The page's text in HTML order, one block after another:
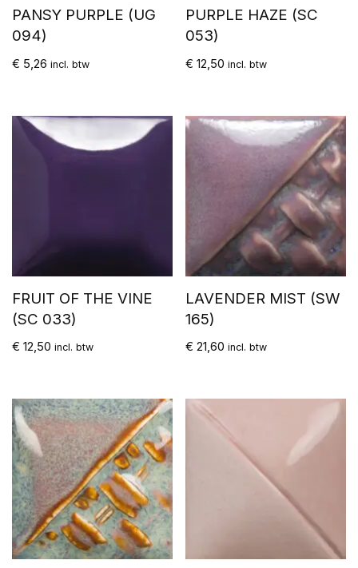
PANSY PURPLE (UG
094)
€ 5,26 incl. btw
PURPLE HAZE (SC
053)
€ 12,50 incl. btw
FRUIT OF THE VINE
(SC 033)
€ 12,50 incl. btw
LAVENDER MIST (SW
165)
€ 21,60 incl. btw